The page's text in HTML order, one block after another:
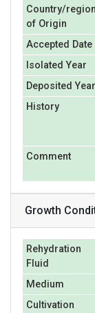
Country/region
of Origin
Accepted Date
Isolated Year
Deposited Year
History
Comment
Growth
Rehydration
Fluid
Medium
Cultivation